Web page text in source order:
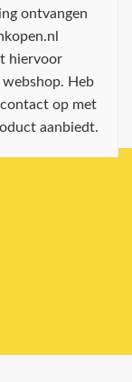
ontvangen
hiervoor
Heb
op met
aanbiedt.